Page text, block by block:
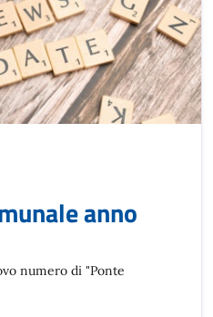
anno
numero di "Ponte